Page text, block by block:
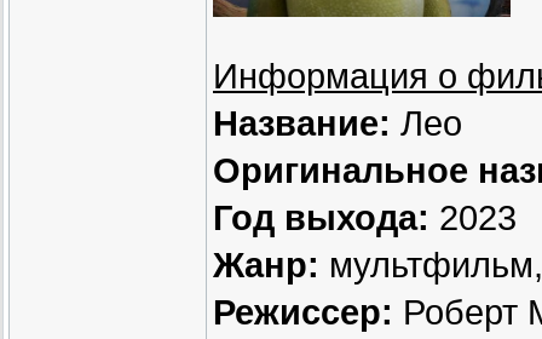
Информация о
Название: Лео
Оригинальное
Год выхода: 2023
Жанр:
Режиссер: Роберт